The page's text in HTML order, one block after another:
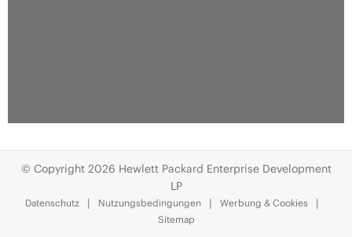
© Copyright 2026 Hewlett Packard Enterprise Development
LP
Datenschutz Nutzungsbedingungen
Werbung & Cookies
Sitemap